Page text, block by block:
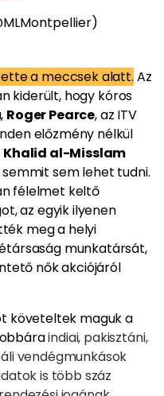
a meccsek alatt. Az
kiderült, hogy kóros
Roger Pearce, az ITV
előzmény nélkül
Khalid al-Misslam
sem lehet tudni.
félelmet keltő
az egyik ilyenen
meg a helyi
munkatársát,
nők akciójáról
követeltek maguk a
indiai, pakisztáni,
vendégmunkások
is több száz